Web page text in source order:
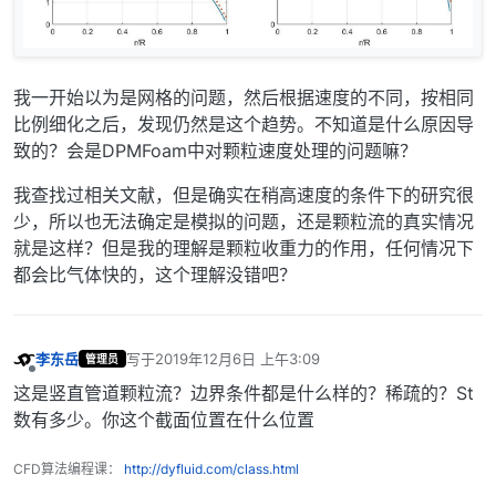
我一开始以为是网格的问题，然后根据速度的不同，按相同
比例细化之后，发现仍然是这个趋势。不知道是什么原因导
致的？会是DPMFoam中对颗粒速度处理的问题嘛？
我查找过相关文献，但是确实在稍高速度的条件下的研究很
少，所以也无法确定是模拟的问题，还是颗粒流的真实情况
就是这样？但是我的理解是颗粒收重力的作用，任何情况下
都会比气体快的，这个理解没错吧？
李东岳 管理员 写于2019年12月6日 上午3:09
最后由 编辑
这是竖直管道颗粒流？边界条件都是什么样的？稀疏的？St
数有多少。你这个截面位置在什么位置
CFD算法编程课： http://dyfluid.com/class.html